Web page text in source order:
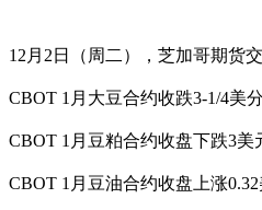
12月2日（周二），芝加哥期货
CBOT 1月大豆合约收跌3-1/4美
CBOT 1月豆粕合约收盘下跌3美
CBOT 1月豆油合约收盘上涨